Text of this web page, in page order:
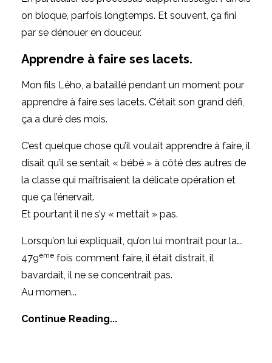
on bloque, parfois longtemps. Et souvent, ça fini
par se dénouer en douceur.
Apprendre à faire ses lacets.
Mon fils Lého, a bataillé pendant un moment pour
apprendre à faire ses lacets. C’était son grand défi,
ça a duré des mois.
C’est quelque chose qu’il voulait apprendre à faire, il
disait qu’il se sentait « bébé » à côté des autres de
la classe qui maîtrisaient la délicate opération et
que ça l’énervait.
Et pourtant il ne s’y « mettait » pas.
Lorsqu’on lui expliquait, qu’on lui montrait pour la….
479ème fois comment faire, il était distrait, il
bavardait, il ne se concentrait pas.
Au momen...
Continue Reading...